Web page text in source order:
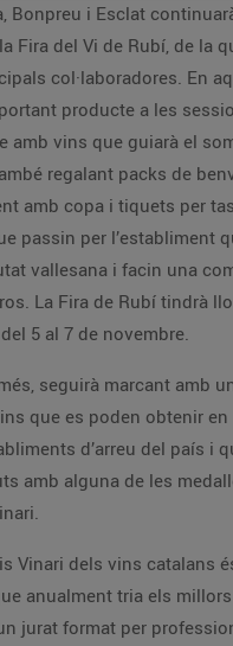
Bonpreu i Esclat
Fira del Vi de Rubí, de la
col·laboradores. En
producte a les
amb vins que guiarà el
regalant packs de
amb copa i tiquets per
passin per l’establiment
vallesana i facin una
La Fira de Rubí tindrà
5 al 7 de novembre.
seguirà marcant amb
que es poden obtenir
d’arreu del país i
amb alguna de les
Vinari dels vins catalans
anualment tria els millors
jurat format per